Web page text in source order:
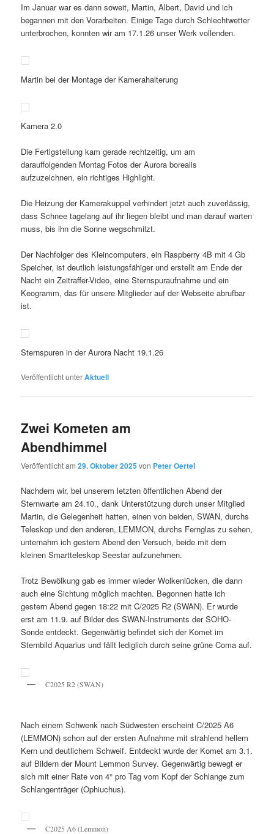
Im Januar war es dann soweit, Martin, Albert, David und ich
begannen mit den Vorarbeiten. Einige Tage durch Schlechtwetter
unterbrochen, konnten wir am 17.1.26 unser Werk vollenden.
Martin bei der Montage der Kamerahalterung
Kamera 2.0
Die Fertigstellung kam gerade rechtzeitig, um am
darauffolgenden Montag Fotos der Aurora borealis
aufzuzeichnen, ein richtiges Highlight.
Die Heizung der Kamerakuppel verhindert jetzt auch zuverlässig,
dass Schnee tagelang auf ihr liegen bleibt und man darauf warten
muss, bis ihn die Sonne wegschmilzt.
Der Nachfolger des Kleincomputers, ein Raspberry 4B mit 4 Gb
Speicher, ist deutlich leistungsfähiger und erstellt am Ende der
Nacht ein Zeitraffer-Video, eine Sternspuraufnahme und ein
Keogramm, das für unsere Mitglieder auf der Webseite abrufbar
ist.
Sternspuren in der Aurora Nacht 19.1.26
Veröffentlicht unterAktuell
Zwei Kometen am
Abendhimmel
Veröffentlicht am29. Oktober 2025 von Peter Oertel
Nachdem wir, bei unserem letzten öffentlichen Abend der
Sternwarte am 24.10., dank Unterstützung durch unser Mitglied
Martin, die Gelegenheit hatten, einen von beiden, SWAN, durchs
Teleskop und den anderen, LEMMON, durchs Fernglas zu sehen,
unternahm ich gestern Abend den Versuch, beide mit dem
kleinen Smartteleskop Seestar aufzunehmen.
Trotz Bewölkung gab es immer wieder Wolkenlücken, die dann
auch eine Sichtung möglich machten. Begonnen hatte ich
gestern Abend gegen 18:22 mit C/2025 R2 (SWAN). Er wurde
erst am 11.9. auf Bilder des SWAN-Instruments der SOHO-
Sonde entdeckt. Gegenwärtig befindet sich der Komet im
Sternbild Aquarius und fällt lediglich durch seine grüne Coma auf.
C2025 R2 (SWAN)
Nach einem Schwenk nach Südwesten erscheint C/2025 A6
(LEMMON) schon auf der ersten Aufnahme mit strahlend hellem
Kern und deutlichem Schweif. Entdeckt wurde der Komet am 3.1.
auf Bildern der Mount Lemmon Survey. Gegenwärtig bewegt er
sich mit einer Rate von 4° pro Tag vom Kopf der Schlange zum
Schlangenträger (Ophiuchus).
C2025 A6 (Lemmon)